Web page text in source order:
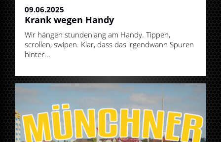
09.06.2025
Krank wegen Handy
Wir hängen stundenlang am Handy. Tippen,
scrollen, swipen. Klar, dass das irgendwann Spuren
hinter...